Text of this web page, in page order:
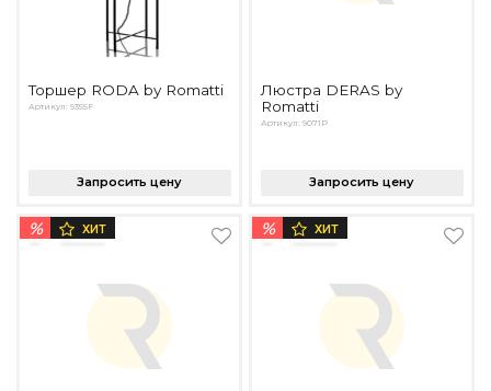
Торшер RODA by Romatti
Артикул: 9355F
Запросить цену
Люстра DERAS by
Romatti
Артикул: 9071P
Запросить цену
% ХИТ % ХИТ